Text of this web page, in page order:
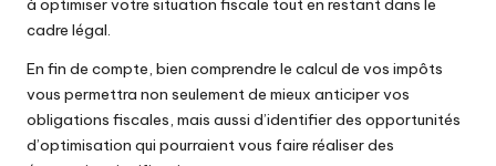
à optimiser votre situation fiscale tout en restant dans le
cadre légal.
En fin de compte, bien comprendre le calcul de vos impôts
vous permettra non seulement de mieux anticiper vos
obligations fiscales, mais aussi d’identifier des opportunités
d’optimisation qui pourraient vous faire réaliser des